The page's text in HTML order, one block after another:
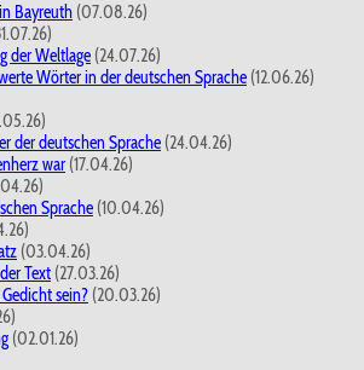
Bayreuth (07.08.26)
der Weltlage (24.07.26)
Wörter in der deutschen Sprache (12.06.26)
der deutschen Sprache (24.04.26)
war (17.04.26)
Sprache (10.04.26)
(03.04.26)
Text (27.03.26)
sein? (20.03.26)
(02.01.26)